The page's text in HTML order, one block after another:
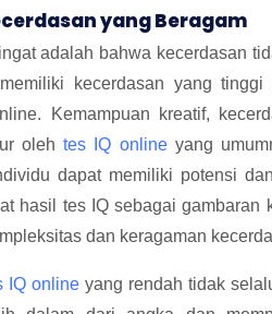
yang Beragam
adalah bahwa kecerdasan
kecerdasan yang
Kemampuan kreatif,
olehtes IQ onlineyang
dapat memiliki potensi
hasil tes IQ sebagai gambaran
dan keragaman
IQ online yang rendah tidak